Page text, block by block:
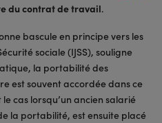
du contrat de travail.
bascule en principe vers les
sociale (IJSS), souligne
la portabilité des
est souvent accordée dans ce
cas lorsqu’un ancien salarié
la portabilité, est ensuite placé